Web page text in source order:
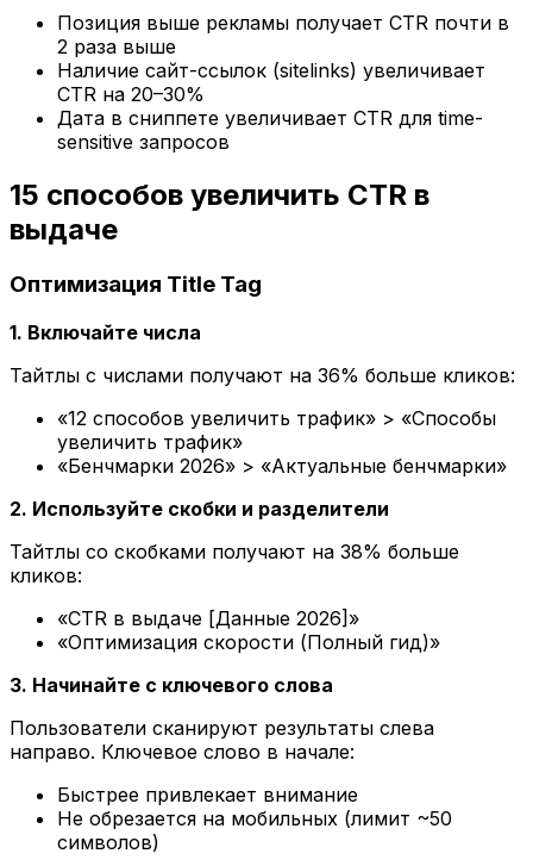
Позиция выше рекламы получает CTR почти в
2 раза выше
Наличие сайт-ссылок (sitelinks) увеличивает
CTR на 20–30%
Дата в сниппете увеличивает CTR для time-
sensitive запросов
15 способов увеличить CTR в
выдаче
Оптимизация Title Tag
1. Включайте числа
Тайтлы с числами получают на 36% больше кликов:
«12 способов увеличить трафик» > «Способы
увеличить трафик»
«Бенчмарки 2026» > «Актуальные бенчмарки»
2. Используйте скобки и разделители
Тайтлы со скобками получают на 38% больше
кликов:
«CTR в выдаче [Данные 2026]»
«Оптимизация скорости (Полный гид)»
3. Начинайте с ключевого слова
Пользователи сканируют результаты слева
направо. Ключевое слово в начале:
Быстрее привлекает внимание
Не обрезается на мобильных (лимит ~50
символов)